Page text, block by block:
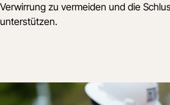
Verwirrung zu vermeiden und die
unterstützen.